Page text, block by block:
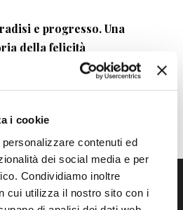
i cookie
contenuti ed
dei social media e per
Condividiamo inoltre
cui utilizza il nostro sito con i
e progresso. Una
della felicità
Filosofia